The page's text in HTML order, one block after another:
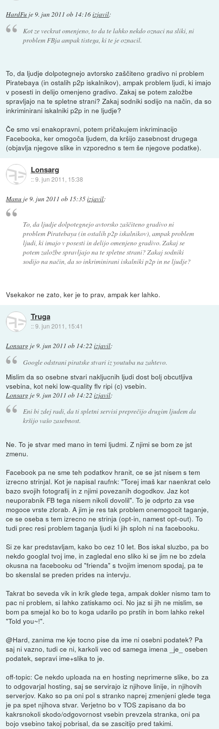
HardFu je9. jun 2011 ob 14:16izjavil:
Kot ze veckrat omenjeno, to da te lahko nekdo oznaci na sliki, ni
problem FBja ampak tistega, ki te je oznacil.
To, da ljudje dolpotegnejo avtorsko zaščiteno gradivo ni problem
Piratebaya (in ostalih p2p iskalnikov), ampak problem ljudi, ki imajo
v posesti in delijo omenjeno gradivo. Zakaj se potem založbe
spravljajo na te spletne strani? Zakaj sodniki sodijo na način, da so
inkriminirani iskalniki p2p in ne ljudje?
Če smo vsi enakopravni, potem pričakujem inkriminacijo
Facebooka, ker omogoča ljudem, da kršijo zasebnost drugega
(objavlja njegove slike in vzporedno s tem še njegove podatke).
Lonsarg
::9. jun 2011, 15:38
Manu je 9. jun 2011 ob 15:35izjavil:
To, da ljudje dolpotegnejo avtorsko zaščiteno gradivo ni
problem Piratebaya (in ostalih p2p iskalnikov), ampak problem
ljudi, ki imajo v posesti in delijo omenjeno gradivo. Zakaj se
potem založbe spravljajo na te spletne strani? Zakaj sodniki
sodijo na način, da so inkriminirani iskalniki p2p in ne ljudje?
Vsekakor ne zato, ker je to prav, ampak ker lahko.
Truga
::9. jun 2011, 15:41
Lonsarg je9. jun 2011 ob 14:22 izjavil:
Google odstrani piratske stvari iz youtuba na zahtevo.
Mislim da so osebne stvari nakljucnih ljudi dost bolj obcutljiva
vsebina, kot neki low-quality flv ripi (c) vsebin.
Lonsarg je9. jun 2011 ob 14:22 izjavil:
Eni bi zdej radi, da ti spletni servisi preprečijo drugim ljudem da
kršijo vašo zasebnost.
Ne. To je stvar med mano in temi ljudmi. Z njimi se bom ze jst
zmenu.
Facebook pa ne sme teh podatkov hranit, ce se jst nisem s tem
izrecno strinjal. Kot je napisal raufnk: "Torej imaš kar naenkrat celo
bazo svojih fotografij in z njimi povezanih dogodkov. Jaz kot
neuporabnik FB tega nisem nikoli dovolil". To je odprto za vse
mogoce vrste zlorab. A jim je res tak problem onemogocit taganje,
ce se oseba s tem izrecno ne strinja (opt-in, namest opt-out). To
tudi prec resi problem taganja ljudi ki jih sploh ni na facebooku.
Si ze kar predstavljam, kako bo cez 10 let. Bos iskal sluzbo, pa bo
nekdo googlal tvoj ime, in zagledal eno sliko ki se jim ne bo zdela
okusna na facebooku od "frienda" s tvojim imenom spodaj, pa te
bo skenslal se preden prides na intervju.
Takrat bo seveda vik in krik glede tega, ampak dokler nismo tam to
pac ni problem, si lahko zatiskamo oci. No jaz si jih ne mislim, se
bom pa smejal ko bo to koga udarilo po prstih in bom lahko rekel
"Told you~!".
@Hard, zanima me kje tocno pise da ime ni osebni podatek? Pa
saj ni vazno, tudi ce ni, karkoli vec od samega imena _je_ oseben
podatek, sepravi ime+slika to je.
off-topic: Ce nekdo uploada na en hosting neprimerne slike, bo za
to odgovarjal hosting, saj se servirajo iz njihove linije, in njihovih
serverjov. Kako so pa oni pol s stranko naprej zmenjeni glede tega
je pa spet njihova stvar. Verjetno bo v TOS zapisano da bo
kakrsnokoli skodo/odgovornost vsebin prevzela stranka, oni pa
bojo vsebino takoj pobrisal, da se zascitijo pred takimi.